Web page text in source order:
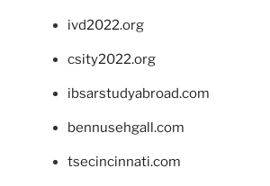
ivd2022.org
csity2022.org
ibsarstudyabroad.com
bennusehgall.com
tsecincinnati.com